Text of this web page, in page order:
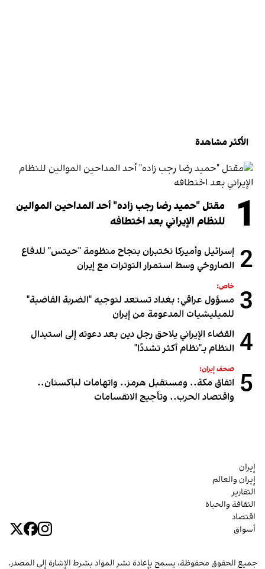
الأكثر مشاهدة
1
مقتل "حميد رضا رجب زاده" أحد المداحين الموالين
للنظام الإيراني بعد اختطافه
2 إسرائيل وأميركا تختبران بنجاح منظومة "حيتس" للدفاع
الصاروخي وسط استمرار التوترات مع إيران
3 خاص:
مسؤول عراقي: بغداد تستعد لتوجيه "الضربة القاضية"
للميليشيات المدعومة من إيران
4 القضاء الإيراني يلاحق رجل دين بعد دعوته إلى استبدال
النظام بـ"نظام أكثر تشددًا"
5 صحف إيران:
اتفاق مكة.. ومستقبل هرمز.. واتهامات لباكستان..
واقتصاد الحرب.. وتأجيج الانقسامات
إيران
إيران والعالم
التقارير
الثقافة والحياة
اقتصاد
أسواق
جميع الحقوق محفوظة، يسمح بإعادة نشر المواد بشرط الإشارة إلى المصدر.